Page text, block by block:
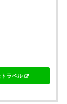
ラベル